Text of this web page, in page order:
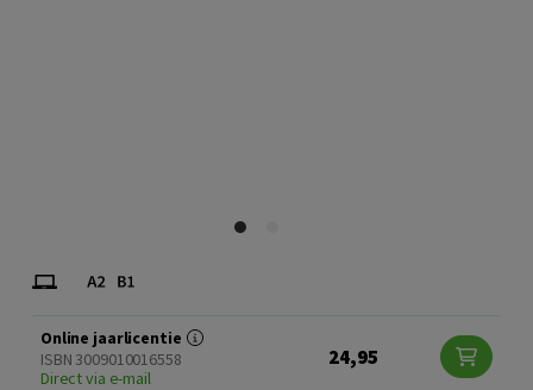
Online jaarlicentie
ISBN 3009010016558
Direct via e-mail
24,95